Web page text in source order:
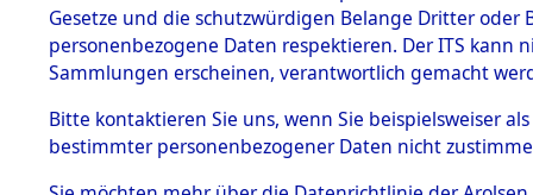
5. Verschiedenes
5.3
Todesmärsche
5.3.1 Alliierte
Erhebungen
zu
Todesmärsch
en
Gesetze und die schutzwürdigen Belange Dritter
personenbezogene Daten respektieren. Der ITS
Sammlungen erscheinen, verantwortlich gemacht
Bitte kontaktieren Sie uns, wenn Sie beispielsweiser
bestimmter personenbezogener Daten nicht